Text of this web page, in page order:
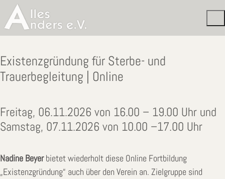
Existenzgründung für Sterbe- und
Trauerbegleitung | Online
Freitag, 06.11.2026 von 16.00 – 19.00 Uhr und
Samstag, 07.11.2026 von 10.00 –17.00 Uhr
Nadine Beyerbietet wiederholt diese Online Fortbildung
„Existenzgründung“ auch über den Verein an. Zielgruppe sind